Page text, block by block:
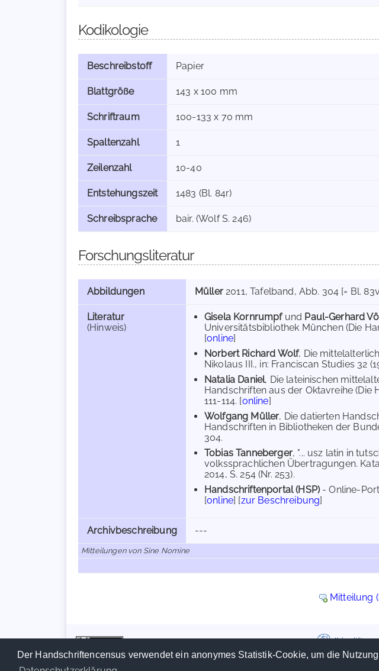
Der Handschriftencensus verwendet ein anonymes Statistik-Cookie, um die
Kodikologie
Beschreibstoff Papier
Blattgröße 143 x 100 mm
Schriftraum 100-133 x 70 mm
Spaltenzahl 1
Zeilenzahl 10-40
Entstehungszeit 1483 (Bl. 84r)
Schreibsprache bair. (Wolf S. 246)
Forschungsliteratur
Abbildungen Müller2011, Tafelband, Abb. 304 [= Bl.
Literatur
(Hinweis)
Gisela Kornrumpfund Paul-Gerhard
Universitätsbibliothek München (Die
[online]
Norbert Richard Wolf, Die
Nikolaus III., in: Franciscan Studies 32
Natalia Daniel, Die lateinischen
Handschriften aus der Oktavreihe (Die
111-114. [online]
Wolfgang Müller, Die datierten
Handschriften in Bibliotheken der
304.
Tobias Tanneberger, "... usz latin in
volkssprachlichen Übertragungen.
2014, S. 254 (Nr. 253).
Handschriftenportal (HSP)- Online-
[online] [zur Beschreibung]
Archivbeschreibung ---
Mitteilungen von Sine Nomine
Mitteilung